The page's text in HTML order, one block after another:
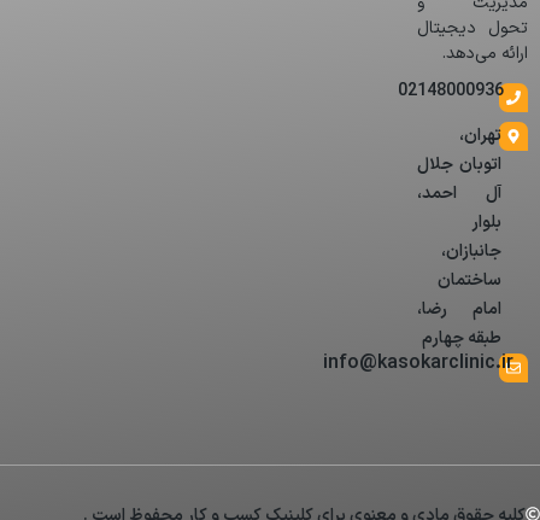
تحول دیجیتال
ارائه می‌دهد.
02148000936
تهران،
اتوبان جلال
آل احمد،
بلوار
جانبازان،
ساختمان
امام رضا،
طبقه چهارم
info@kasokarclinic.ir